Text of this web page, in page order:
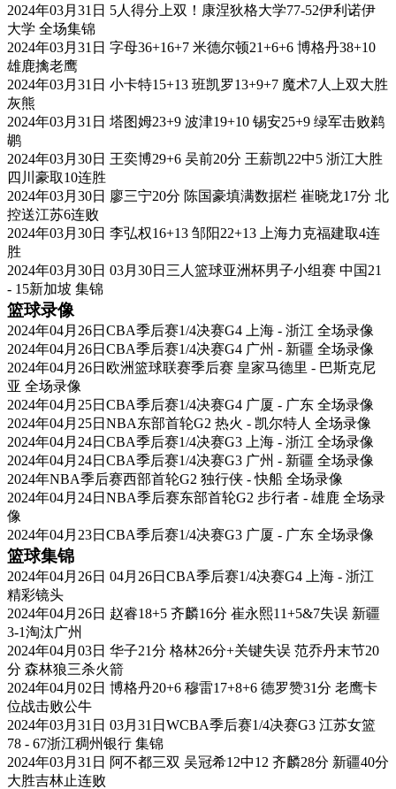
2024年03月31日 5人得分上双！康涅狄格大学77-52伊利诺伊
大学 全场集锦
2024年03月31日 字母36+16+7 米德尔顿21+6+6 博格丹38+10
雄鹿擒老鹰
2024年03月31日 小卡特15+13 班凯罗13+9+7 魔术7人上双大胜
灰熊
2024年03月31日 塔图姆23+9 波津19+10 锡安25+9 绿军击败鹈
鹕
2024年03月30日 王奕博29+6 吴前20分 王薪凯22中5 浙江大胜
四川豪取10连胜
2024年03月30日 廖三宁20分 陈国豪填满数据栏 崔晓龙17分 北
控送江苏6连败
2024年03月30日 李弘权16+13 邹阳22+13 上海力克福建取4连
胜
2024年03月30日 03月30日三人篮球亚洲杯男子小组赛 中国21
- 15新加坡 集锦
篮球录像
2024年04月26日CBA季后赛1/4决赛G4 上海 - 浙江 全场录像
2024年04月26日CBA季后赛1/4决赛G4 广州 - 新疆 全场录像
2024年04月26日欧洲篮球联赛季后赛 皇家马德里 - 巴斯克尼
亚 全场录像
2024年04月25日CBA季后赛1/4决赛G4 广厦 - 广东 全场录像
2024年04月25日NBA东部首轮G2 热火 - 凯尔特人 全场录像
2024年04月24日CBA季后赛1/4决赛G3 上海 - 浙江 全场录像
2024年04月24日CBA季后赛1/4决赛G3 广州 - 新疆 全场录像
2024年NBA季后赛西部首轮G2 独行侠 - 快船 全场录像
2024年04月24日NBA季后赛东部首轮G2 步行者 - 雄鹿 全场录
像
2024年04月23日CBA季后赛1/4决赛G3 广厦 - 广东 全场录像
篮球集锦
2024年04月26日 04月26日CBA季后赛1/4决赛G4 上海 - 浙江
精彩镜头
2024年04月26日 赵睿18+5 齐麟16分 崔永熙11+5&7失误 新疆
3-1淘汰广州
2024年04月03日 华子21分 格林26分+关键失误 范乔丹末节20
分 森林狼三杀火箭
2024年04月02日 博格丹20+6 穆雷17+8+6 德罗赞31分 老鹰卡
位战击败公牛
2024年03月31日 03月31日WCBA季后赛1/4决赛G3 江苏女篮
78 - 67浙江稠州银行 集锦
2024年03月31日 阿不都三双 吴冠希12中12 齐麟28分 新疆40分
大胜吉林止连败